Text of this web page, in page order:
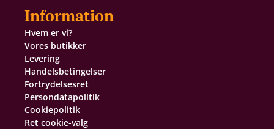
Information
Hvem er vi?
Vores butikker
Levering
Handelsbetingelser
Fortrydelsesret
Persondatapolitik
Cookiepolitik
Ret cookie-valg